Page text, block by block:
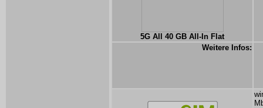
5G All 40 GB All-In Flat
Weitere Infos: